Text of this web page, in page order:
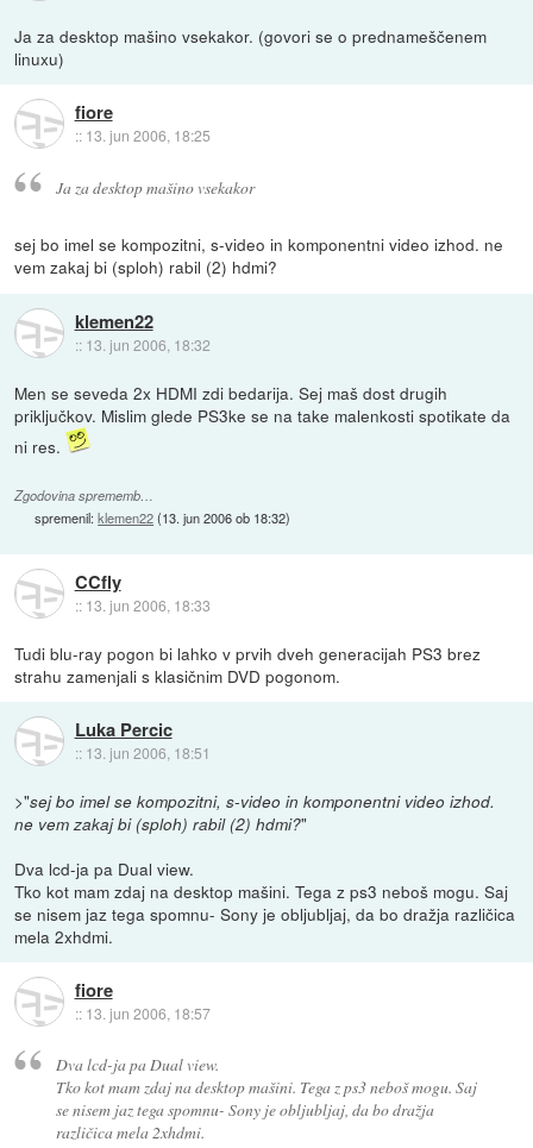
Ja za desktop mašino vsekakor. (govori se o prednameščenem
linuxu)
fiore
:: 13. jun 2006, 18:25
Ja za desktop mašino vsekakor
sej bo imel se kompozitni, s-video in komponentni video izhod. ne
vem zakaj bi (sploh) rabil (2) hdmi?
klemen22
:: 13. jun 2006, 18:32
Men se seveda 2x HDMI zdi bedarija. Sej maš dost drugih
priključkov. Mislim glede PS3ke se na take malenkosti spotikate da
ni res.
Zgodovina sprememb…
spremenil:klemen22(13. jun 2006 ob 18:32)
CCfly
:: 13. jun 2006, 18:33
Tudi blu-ray pogon bi lahko v prvih dveh generacijah PS3 brez
strahu zamenjali s klasičnim DVD pogonom.
Luka Percic
:: 13. jun 2006, 18:51
>"sej bo imel se kompozitni, s-video in komponentni video izhod.
ne vem zakaj bi (sploh) rabil (2) hdmi?"
Dva lcd-ja pa Dual view.
Tko kot mam zdaj na desktop mašini. Tega z ps3 neboš mogu. Saj
se nisem jaz tega spomnu- Sony je obljubljaj, da bo dražja različica
mela 2xhdmi.
fiore
:: 13. jun 2006, 18:57
Dva lcd-ja pa Dual view.
Tko kot mam zdaj na desktop mašini. Tega z ps3 neboš mogu. Saj
se nisem jaz tega spomnu- Sony je obljubljaj, da bo dražja
različica mela 2xhdmi.